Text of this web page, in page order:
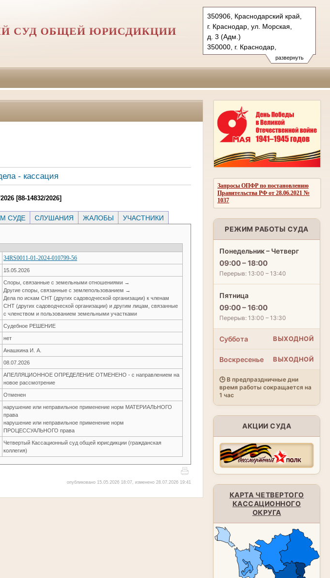
развернуть
350906, Краснодарский край,
г. Краснодар, ул. Морская,
д. 3 (Адм.)
350000, г. Краснодар,
ул. Красная, д.113 (Уг.)
350907, г. Краснодар,
Тел.: (861) 219-24-00
СУД ОБЩЕЙ ЮРИСДИКЦИИ
Запросы ОПФР по постановлению
Правительства РФ от 28.06.2021 №
1037
РЕЖИМ РАБОТЫ СУДА
Понедельник – Четверг
09:00 – 18:00
Перерыв: 13:00 – 13:40
Пятница
09:00 – 16:00
Перерыв: 13:00 – 13:30
Суббота ВЫХОДНОЙ
Воскресенье ВЫХОДНОЙ
🕒 В предпраздничные дни
время работы сокращается на
1 час
АКЦИИ СУДА
КАРТА ЧЕТВЕРТОГО
КАССАЦИОННОГО
ОКРУГА
- кассация
[88-14832/2026]
СУДЕ СЛУШАНИЯ ЖАЛОБЫ УЧАСТНИКИ
34RS0011-01-2024-010799-56
15.05.2026
Споры, связанные с земельными отношениями →
Другие споры, связанные с землепользованием →
Дела по искам СНТ (других садоводческой организации) к членам
СНТ (других садоводческой организации) и другим лицам, связанные
с членством и пользованием земельными участками
Судебное РЕШЕНИЕ
нет
Анашкина И. А.
08.07.2026
АПЕЛЛЯЦИОННОЕ ОПРЕДЕЛЕНИЕ ОТМЕНЕНО - с направлением на
новое рассмотрение
Отменен
нарушение или неправильное применение норм МАТЕРИАЛЬНОГО
права
нарушение или неправильное применение норм
ПРОЦЕССУАЛЬНОГО права
Четвертый Кассационный суд общей юрисдикции (гражданская
коллегия)
опубликовано 15.05.2026 18:07, изменено 28.07.2026 19:41